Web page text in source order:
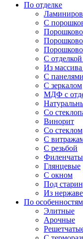
По отделке
С
С
Из массива
С
С зеркалом
МДФ с
Со
Винорит
Со стеклом
С
С резьбой
Глянцевые
С окном
Под
Из
По особенностям
Элитные
Арочные